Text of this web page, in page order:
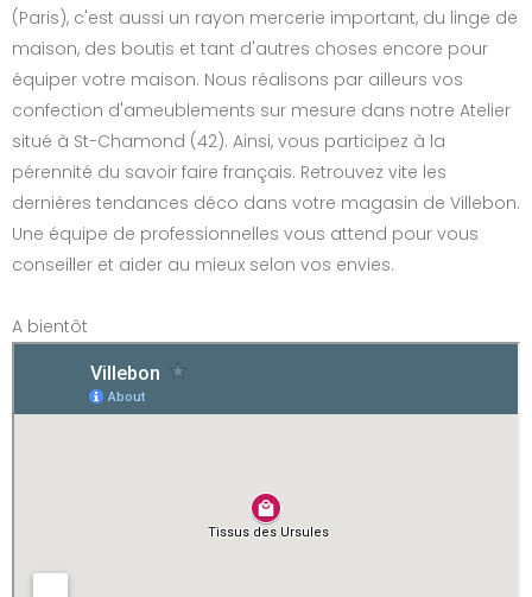
(Paris), c'est aussi un rayon mercerie important, du linge de
maison, des boutis et tant d'autres choses encore pour
équiper votre maison. Nous réalisons par ailleurs vos
confection d'ameublements sur mesure dans notre Atelier
situé à St-Chamond (42). Ainsi, vous participez à la
pérennité du savoir faire français. Retrouvez vite les
dernières tendances déco dans votre magasin de Villebon.
Une équipe de professionnelles vous attend pour vous
conseiller et aider au mieux selon vos envies.
A bientôt